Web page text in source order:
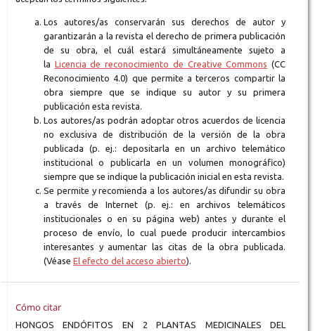
Los autores/as conservarán sus derechos de autor y
garantizarán a la revista el derecho de primera publicación
de su obra, el cuál estará simultáneamente sujeto a
la Licencia de reconocimiento de Creative Commons (CC
Reconocimiento 4.0) que permite a terceros compartir la
obra siempre que se indique su autor y su primera
publicación esta revista.
Los autores/as podrán adoptar otros acuerdos de licencia
no exclusiva de distribución de la versión de la obra
publicada (p. ej.: depositarla en un archivo telemático
institucional o publicarla en un volumen monográfico)
siempre que se indique la publicación inicial en esta revista.
Se permite y recomienda a los autores/as difundir su obra
a través de Internet (p. ej.: en archivos telemáticos
institucionales o en su página web) antes y durante el
proceso de envío, lo cual puede producir intercambios
interesantes y aumentar las citas de la obra publicada.
(Véase El efecto del acceso abierto).
Cómo citar
HONGOS ENDÓFITOS EN 2 PLANTAS MEDICINALES DEL